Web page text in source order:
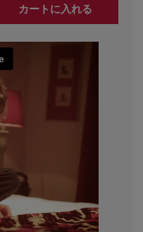
カートに入れる